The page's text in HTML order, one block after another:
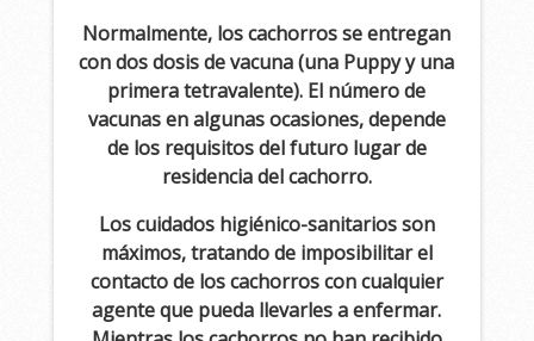
Normalmente, los cachorros se entregan
con dos dosis de vacuna (una Puppy y una
primera tetravalente). El número de
vacunas en algunas ocasiones, depende
de los requisitos del futuro lugar de
residencia del cachorro.
Los cuidados higiénico-sanitarios son
máximos, tratando de imposibilitar el
contacto de los cachorros con cualquier
agente que pueda llevarles a enfermar.